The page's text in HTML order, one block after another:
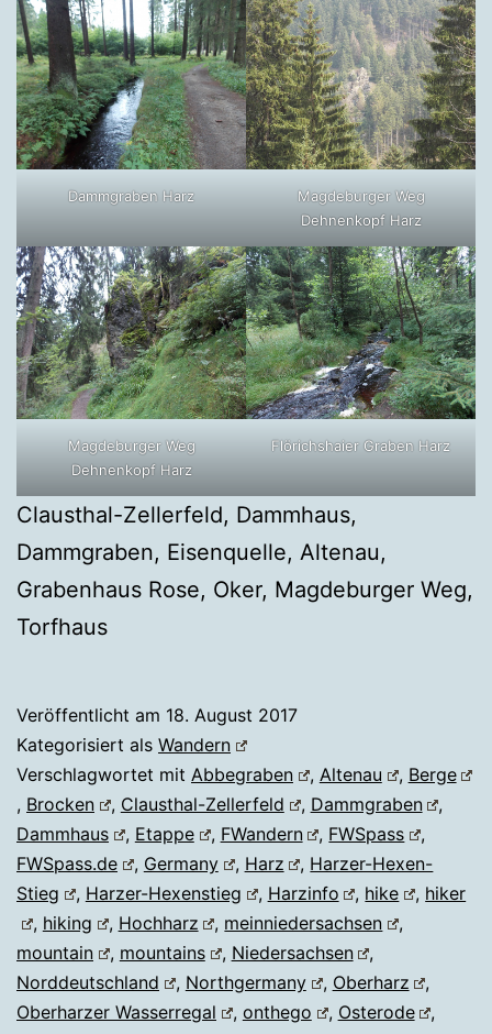
Dammgraben Harz
Magdeburger Weg
Dehnenkopf Harz
Magdeburger Weg
Dehnenkopf Harz
Flörichshaier Graben Harz
Clausthal-Zellerfeld, Dammhaus,
Dammgraben, Eisenquelle, Altenau,
Grabenhaus Rose, Oker, Magdeburger Weg,
Torfhaus
Veröffentlicht am 18. August 2017
Kategorisiert als Wandern
Verschlagwortet mit Abbegraben , Altenau , Berge
, Brocken , Clausthal-Zellerfeld , Dammgraben
,
Dammhaus
, Etappe , FWandern , FWSpass
,
FWSpass.de
, Germany , Harz , Harzer-Hexen-
Stieg
, Harzer-Hexenstieg , Harzinfo , hike , hiker
, hiking , Hochharz , meinniedersachsen
,
mountain
, mountains , Niedersachsen
,
Norddeutschland
, Northgermany , Oberharz
,
Oberharzer Wasserregal
, onthego , Osterode
,